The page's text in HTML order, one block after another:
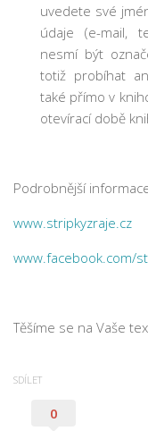
uvedete své
údaje (e-mail,
nesmí být
totiž probíhat
také přímo v
otevírací době
Podrobnější
www.stripkyzraje.cz
www.facebook.com/
Těšíme se na Vaše
SDÍLET
0